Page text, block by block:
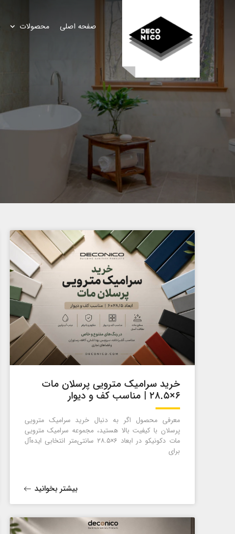
صفحه اصلی محصولات
خرید سرامیک مترویی پرسلان مات
۶×۲۸.۵ | مناسب کف و دیوار
معرفی محصول اگر به دنبال خرید سرامیک مترویی
پرسلان با کیفیت بالا هستید، مجموعه سرامیک مترویی
مات دکونیکو در ابعاد ۶×۲۸.۵ سانتی‌متر انتخابی ایده‌آل
برای
بیشتر بخوانید